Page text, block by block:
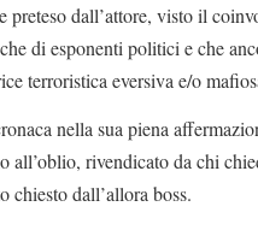
preteso dall’attore, visto il
di esponenti politici e che
terroristica eversiva e/o
nella sua piena
all’oblio, rivendicato da chi
chiesto dall’allora boss.